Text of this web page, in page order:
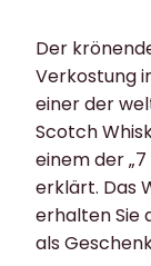
Der
Verkostung
einer der
Scotch
einem der
erklärt. Das
erhalten Sie
als